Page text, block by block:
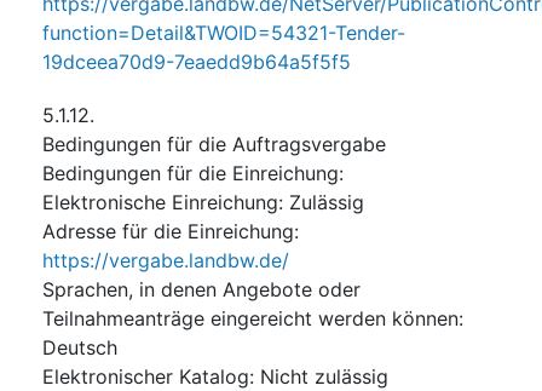
function=Detail&TWOID=54321-Tender-
19dceea70d9-7eaedd9b64a5f5f5
5.1.12.
Bedingungen für die Auftragsvergabe
Bedingungen für die Einreichung:
Elektronische Einreichung: Zulässig
Adresse für die Einreichung:
https://vergabe.landbw.de/
Sprachen, in denen Angebote oder
Teilnahmeanträge eingereicht werden können:
Deutsch
Elektronischer Katalog: Nicht zulässig